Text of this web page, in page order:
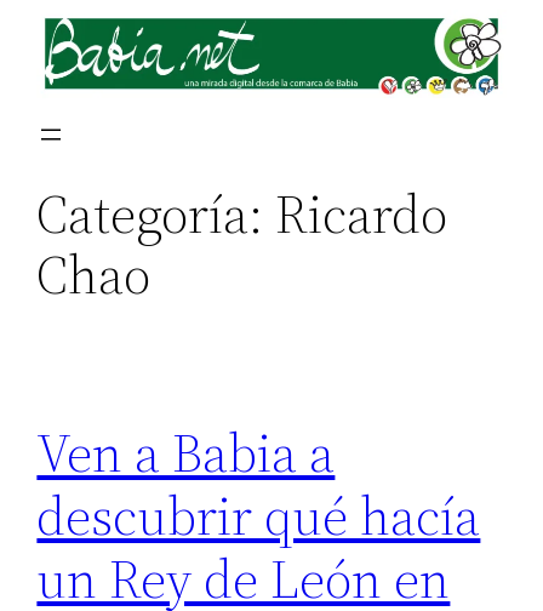
Saltar
contenido
Categoría: Ricardo
Chao
Ven a Babia a
descubrir qué hacía
un Rey de León en